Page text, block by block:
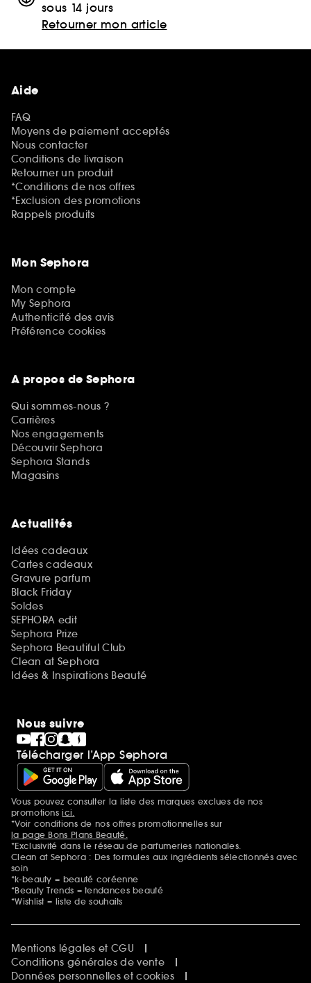
sous 14 jours
Retourner mon article
Aide
FAQ
Moyens de paiement acceptés
Nous contacter
Conditions de livraison
Retourner un produit
*Conditions de nos offres
*Exclusion des promotions
Rappels produits
Mon Sephora
Mon compte
My Sephora
Authenticité des avis
Préférence cookies
A propos de Sephora
Qui sommes-nous ?
Carrières
Nos engagements
Découvrir Sephora
Sephora Stands
Magasins
Actualités
Idées cadeaux
Cartes cadeaux
Gravure parfum
Black Friday
Soldes
SEPHORA edit
Sephora Prize
Sephora Beautiful Club
Clean at Sephora
Idées & Inspirations Beauté
Nous suivre
Télécharger l’App Sephora
Mentions additionnelles
Vous pouvez consulter la liste des marques exclues de nos
promotionsici.
*Voir conditions de nos offres promotionnelles sur
la page Bons Plans Beauté.
*Exclusivité dans le réseau de parfumeries nationales.
Clean at Sephora : Des formules aux ingrédients sélectionnés avec
soin
*k-beauty = beauté coréenne
*Beauty Trends = tendances beauté
*Wishlist = liste de souhaits
Mentions légales et CGU
Conditions générales de vente
Données personnelles et cookies